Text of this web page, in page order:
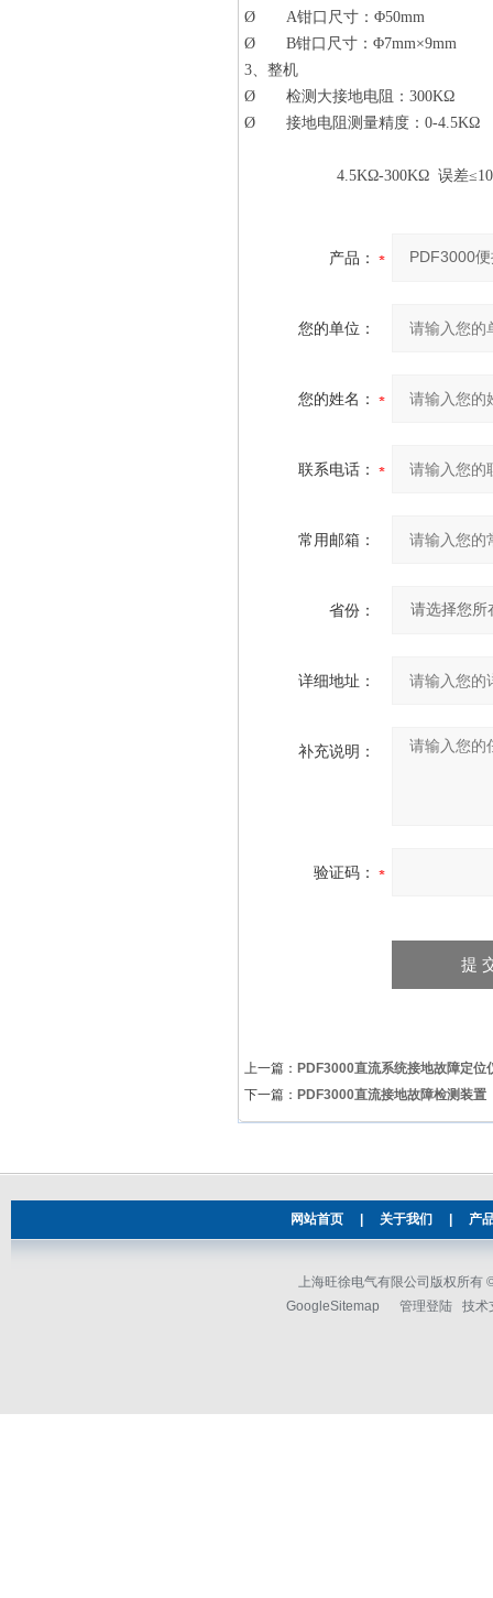
Ø A钳口尺寸：Φ50mm
Ø B钳口尺寸：Φ7mm×9mm
3、整机
Ø 检测大接地电阻：300KΩ
Ø 接地电阻测量精度：0-
4.5KΩ-300KΩ 误差
产品：
您的单位：
您的姓名：
联系电话：
常用邮箱：
省份：
详细地址：
补充说明：
验证码：
上一篇： PDF3000直流系统接地故障定位
下一篇： PDF3000直流接地故障检测装置
网站首页 关于我们 产
上海旺徐电气有限公司版权所有
GoogleSitemap
管理登陆 技术